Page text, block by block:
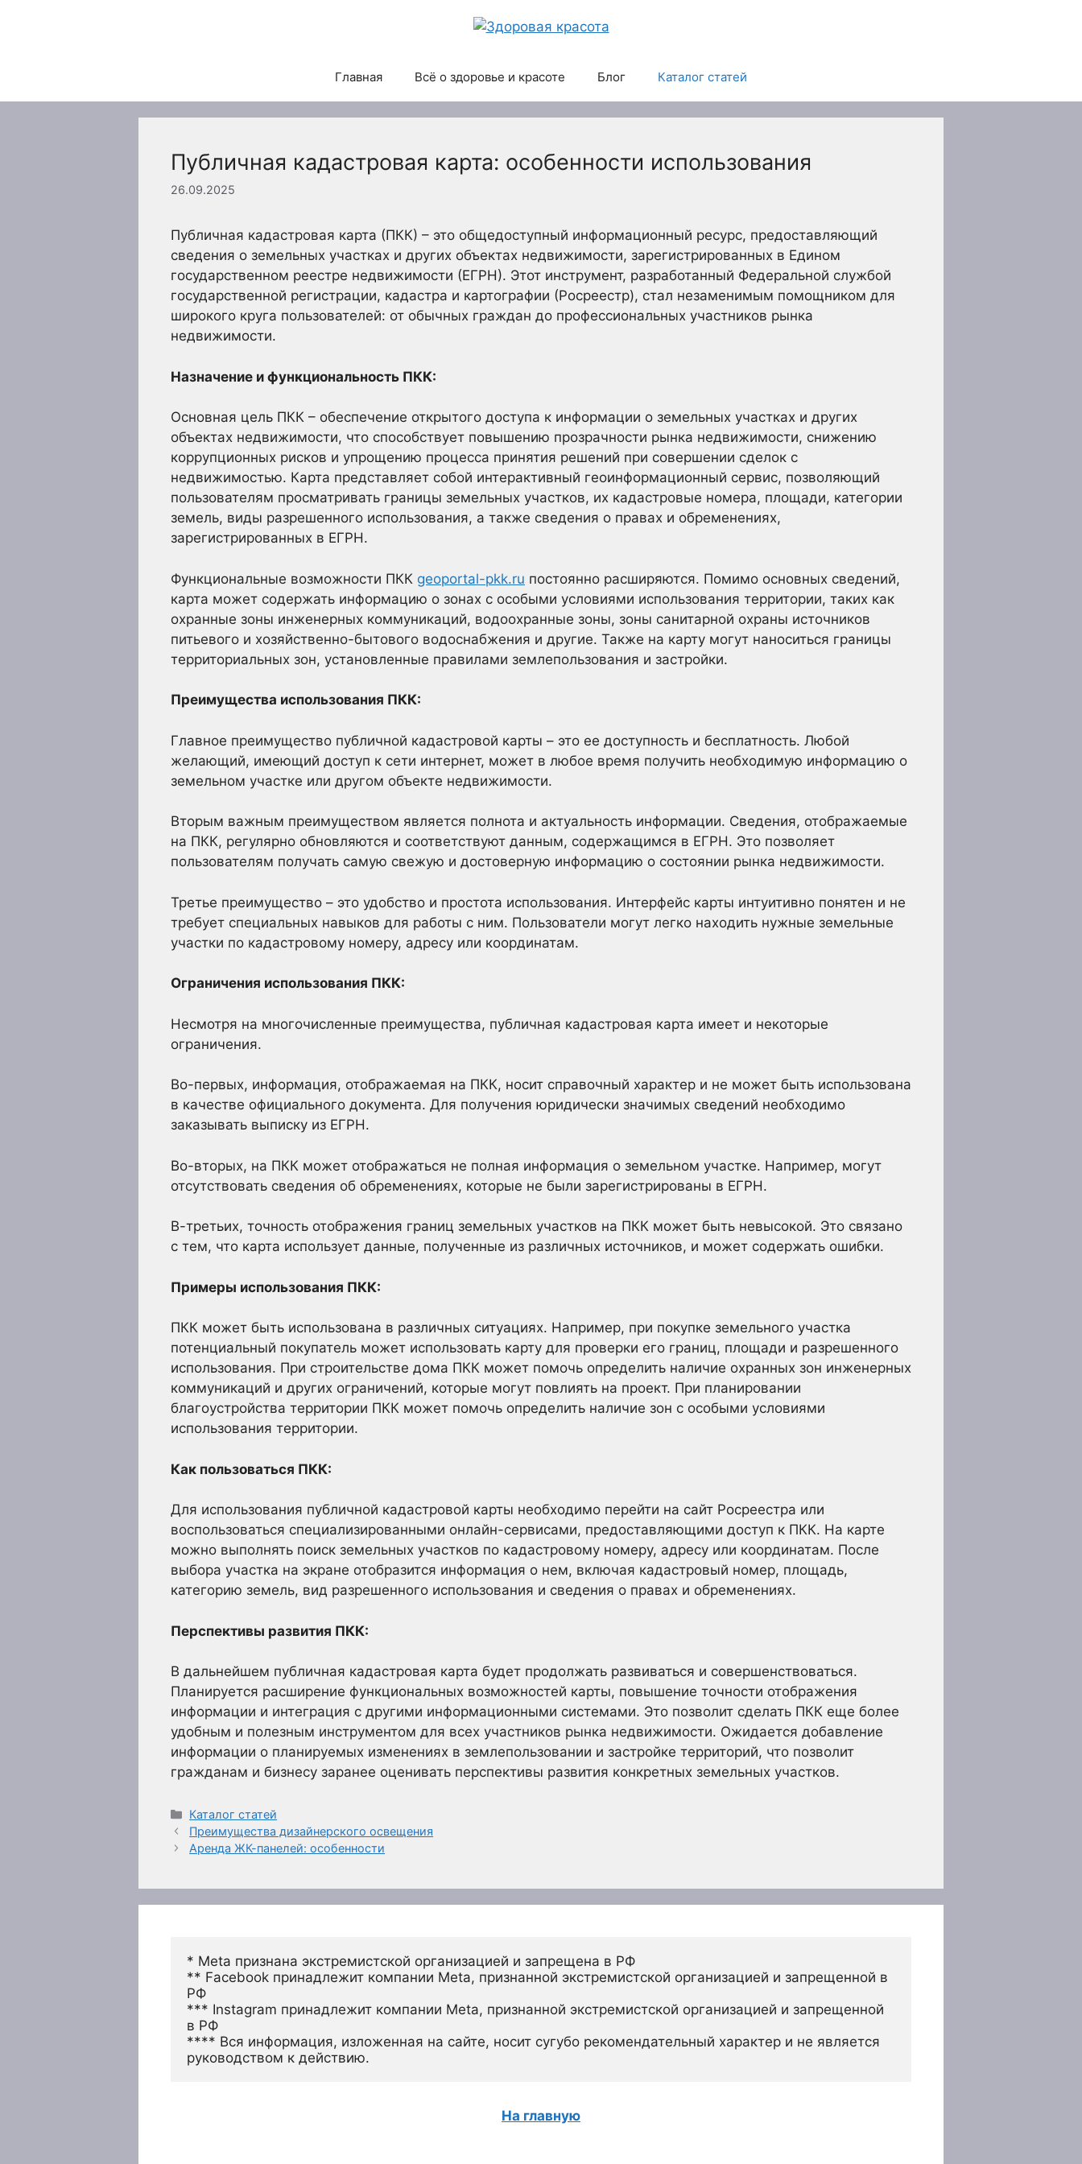
Главная Всё о здоровье и красоте Блог Каталог статей
Публичная кадастровая карта: особенности использования
26.09.2025
Публичная кадастровая карта (ПКК) – это общедоступный информационный ресурс, предоставляющий
сведения о земельных участках и других объектах недвижимости, зарегистрированных в Едином
государственном реестре недвижимости (ЕГРН). Этот инструмент, разработанный Федеральной службой
государственной регистрации, кадастра и картографии (Росреестр), стал незаменимым помощником для
широкого круга пользователей: от обычных граждан до профессиональных участников рынка
недвижимости.
Назначение и функциональность ПКК:
Основная цель ПКК – обеспечение открытого доступа к информации о земельных участках и других
объектах недвижимости, что способствует повышению прозрачности рынка недвижимости, снижению
коррупционных рисков и упрощению процесса принятия решений при совершении сделок с
недвижимостью. Карта представляет собой интерактивный геоинформационный сервис, позволяющий
пользователям просматривать границы земельных участков, их кадастровые номера, площади, категории
земель, виды разрешенного использования, а также сведения о правах и обременениях,
зарегистрированных в ЕГРН.
Функциональные возможности ПКК geoportal-pkk.ru постоянно расширяются. Помимо основных сведений,
карта может содержать информацию о зонах с особыми условиями использования территории, таких как
охранные зоны инженерных коммуникаций, водоохранные зоны, зоны санитарной охраны источников
питьевого и хозяйственно-бытового водоснабжения и другие. Также на карту могут наноситься границы
территориальных зон, установленные правилами землепользования и застройки.
Преимущества использования ПКК:
Главное преимущество публичной кадастровой карты – это ее доступность и бесплатность. Любой
желающий, имеющий доступ к сети интернет, может в любое время получить необходимую информацию о
земельном участке или другом объекте недвижимости.
Вторым важным преимуществом является полнота и актуальность информации. Сведения, отображаемые
на ПКК, регулярно обновляются и соответствуют данным, содержащимся в ЕГРН. Это позволяет
пользователям получать самую свежую и достоверную информацию о состоянии рынка недвижимости.
Третье преимущество – это удобство и простота использования. Интерфейс карты интуитивно понятен и не
требует специальных навыков для работы с ним. Пользователи могут легко находить нужные земельные
участки по кадастровому номеру, адресу или координатам.
Ограничения использования ПКК:
Несмотря на многочисленные преимущества, публичная кадастровая карта имеет и некоторые
ограничения.
Во-первых, информация, отображаемая на ПКК, носит справочный характер и не может быть использована
в качестве официального документа. Для получения юридически значимых сведений необходимо
заказывать выписку из ЕГРН.
Во-вторых, на ПКК может отображаться не полная информация о земельном участке. Например, могут
отсутствовать сведения об обременениях, которые не были зарегистрированы в ЕГРН.
В-третьих, точность отображения границ земельных участков на ПКК может быть невысокой. Это связано
с тем, что карта использует данные, полученные из различных источников, и может содержать ошибки.
Примеры использования ПКК:
ПКК может быть использована в различных ситуациях. Например, при покупке земельного участка
потенциальный покупатель может использовать карту для проверки его границ, площади и разрешенного
использования. При строительстве дома ПКК может помочь определить наличие охранных зон инженерных
коммуникаций и других ограничений, которые могут повлиять на проект. При планировании
благоустройства территории ПКК может помочь определить наличие зон с особыми условиями
использования территории.
Как пользоваться ПКК:
Для использования публичной кадастровой карты необходимо перейти на сайт Росреестра или
воспользоваться специализированными онлайн-сервисами, предоставляющими доступ к ПКК. На карте
можно выполнять поиск земельных участков по кадастровому номеру, адресу или координатам. После
выбора участка на экране отобразится информация о нем, включая кадастровый номер, площадь,
категорию земель, вид разрешенного использования и сведения о правах и обременениях.
Перспективы развития ПКК:
В дальнейшем публичная кадастровая карта будет продолжать развиваться и совершенствоваться.
Планируется расширение функциональных возможностей карты, повышение точности отображения
информации и интеграция с другими информационными системами. Это позволит сделать ПКК еще более
удобным и полезным инструментом для всех участников рынка недвижимости. Ожидается добавление
информации о планируемых изменениях в землепользовании и застройке территорий, что позволит
гражданам и бизнесу заранее оценивать перспективы развития конкретных земельных участков.
Рубрики
Каталог статей
Преимущества дизайнерского освещения
Аренда ЖК-панелей: особенности
* Meta признана экстремистской организацией и запрещена в РФ
** Facebook принадлежит компании Meta, признанной экстремистской организацией и запрещенной в
РФ
*** Instagram принадлежит компании Meta, признанной экстремистской организацией и запрещенной
в РФ
**** Вся информация, изложенная на сайте, носит сугубо рекомендательный характер и не является
руководством к действию.
На главную